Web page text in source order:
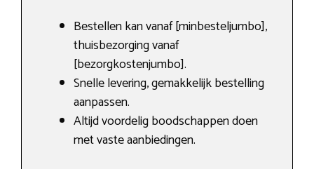
Bestellen kan vanaf [minbesteljumbo],
thuisbezorging vanaf
[bezorgkostenjumbo].
Snelle levering, gemakkelijk bestelling
aanpassen.
Altijd voordelig boodschappen doen
met vaste aanbiedingen.